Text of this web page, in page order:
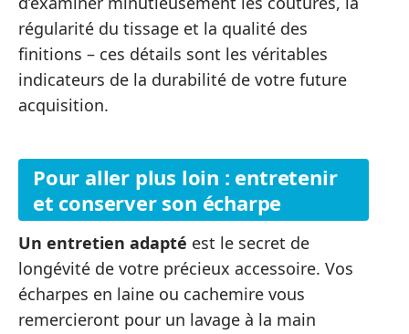
régularité du tissage et la qualité des
finitions – ces détails sont les véritables
indicateurs de la durabilité de votre future
acquisition.
Pour aller plus loin : entretenir
et conserver son écharpe
Un entretien adapté est le secret de
longévité de votre précieux accessoire. Vos
écharpes en laine ou cachemire vous
remercieront pour un lavage à la main